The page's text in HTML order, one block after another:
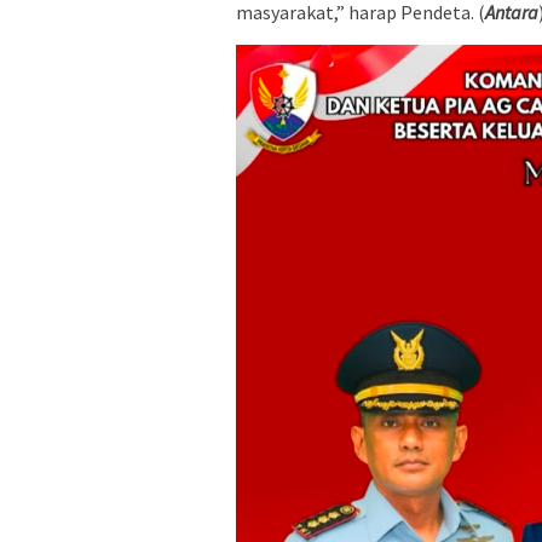
masyarakat,” harap Pendeta. (Antara